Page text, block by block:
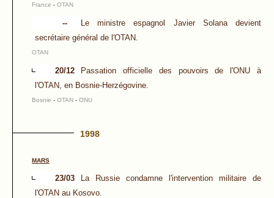
France - OTAN
--
Le ministre espagnol Javier Solana devient
secrétaire général de l'OTAN.
OTAN
20/12
Passation officielle des pouvoirs de l'ONU à
l'OTAN, en Bosnie-Herzégovine.
Bosnie - OTAN - ONU
1998
MARS
23/03
La Russie condamne l'intervention militaire de
l'OTAN au Kosovo.